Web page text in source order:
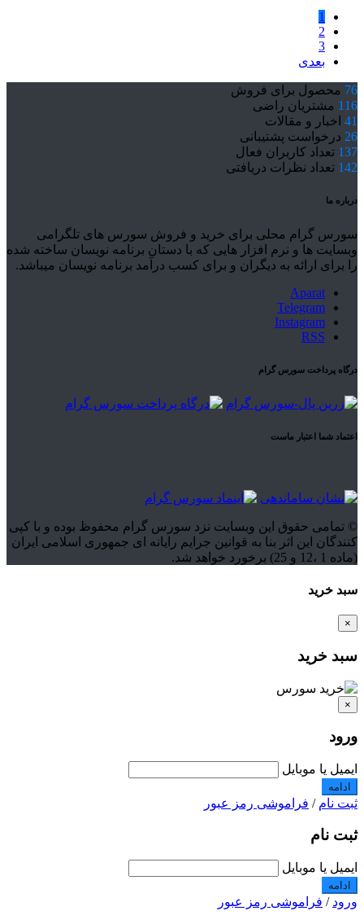
1
2
3
بعدی
76 محصول برای فروش
116 مشتریان راضی
41 اخبار و مقالات
26 درخواست پشتیبانی
137 تعداد کاربران فعال
142 تعداد نظرات دریافتی
درباره ما
سورس گرام محلی برای خرید و فروش سورس های تلگرامی
وبسایت ها و نرم افزار هایی که با دستان برنامه نویسان ساخته شده
را برای ارائه به دیگران و برای کسب درآمد برنامه نویسان میباشد.
Aparat
Telegram
Instagram
RSS
درگاه پرداخت سورس گرام
اعتماد شما اعتبار ماست
© تمامی حقوق این وبسایت نزد سورس گرام محفوظ بوده و با کپی
کنندگان این اثر بنا به قوانین جرایم رایانه ای جمهوری اسلامی ایران
(ماده 1 ،12 و 25) برخورد خواهد شد.
سبد خرید
×
سبد خرید
×
ورود
ایمیل یا موبایل
ادامه
ثبت نام / فراموشی رمز عبور
ثبت نام
ایمیل یا موبایل
ادامه
ورود / فراموشی رمز عبور